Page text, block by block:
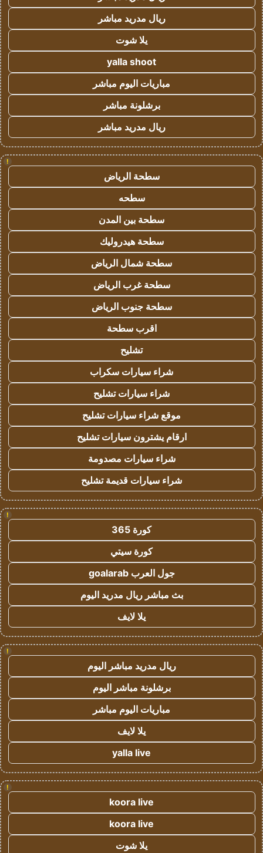
ريال مدريد مباشر
يلا شوت
yalla shoot
مباريات اليوم مباشر
برشلونة مباشر
ريال مدريد مباشر
!
سطحة الرياض
سطحه
سطحة بين المدن
سطحة هيدروليك
سطحة شمال الرياض
سطحة غرب الرياض
سطحة جنوب الرياض
اقرب سطحة
تشليح
شراء سيارات سكراب
شراء سيارات تشليح
موقع شراء سيارات تشليح
ارقام يشترون سيارات تشليح
شراء سيارات مصدومة
شراء سيارات قديمة تشليح
!
كورة 365
كورة سيتي
جول العرب goalarab
بث مباشر ريال مدريد اليوم
يلا لايف
!
ريال مدريد مباشر اليوم
برشلونة مباشر اليوم
مباريات اليوم مباشر
يلا لايف
yalla live
!
koora live
koora live
يلا شوت